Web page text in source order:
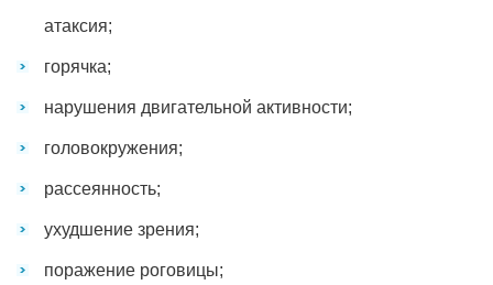
атаксия;
горячка;
нарушения двигательной активности;
головокружения;
рассеянность;
ухудшение зрения;
поражение роговицы;